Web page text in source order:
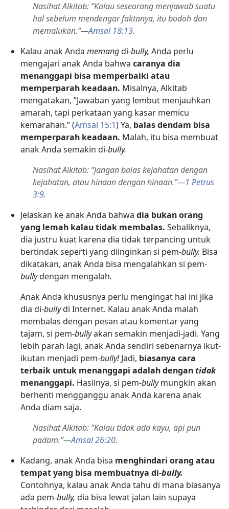
Nasihat Alkitab: ”Kalau seseorang menjawab suatu
hal sebelum mendengar faktanya, itu bodoh dan
memalukan.”​—Amsal 18:13.
Kalau anak Anda memangdi-bully, Anda perlu
mengajari anak Anda bahwa caranya dia
menanggapi bisa memperbaiki atau
memperparah keadaan. Misalnya, Alkitab
mengatakan, ”Jawaban yang lembut menjauhkan
amarah, tapi perkataan yang kasar memicu
kemarahan.” (Amsal 15:1) Ya, balas dendam bisa
memperparah keadaan. Malah, itu bisa membuat
anak Anda semakin di-bully.
Nasihat Alkitab: ”Jangan balas kejahatan dengan
kejahatan, atau hinaan dengan hinaan.”​—1 Petrus
3:9.
Jelaskan ke anak Anda bahwa dia bukan orang
yang lemah kalau tidak membalas. Sebaliknya,
dia justru kuat karena dia tidak terpancing untuk
bertindak seperti yang diinginkan si pem-bully. Bisa
dikatakan, anak Anda bisa mengalahkan si pem-
bullydengan mengalah.
Anak Anda khususnya perlu mengingat hal ini jika
dia di-bullydi Internet. Kalau anak Anda malah
membalas dengan pesan atau komentar yang
tajam, si pem-bullyakan semakin menjadi-jadi. Yang
lebih parah lagi, anak Anda sendiri sebenarnya ikut-
ikutan menjadi pem-bully!Jadi, biasanya cara
terbaik untuk menanggapi adalah dengantidak
menanggapi. Hasilnya, si pem­-bullymungkin akan
berhenti mengganggu anak Anda karena anak
Anda diam saja.
Nasihat Alkitab: ”Kalau tidak ada kayu, api pun
padam.”​—Amsal 26:20.
Kadang, anak Anda bisa menghindari orang atau
tempat yang bisa membuatnya di-bully.
Contohnya, kalau anak Anda tahu di mana biasanya
ada pem-bully, dia bisa lewat jalan lain supaya